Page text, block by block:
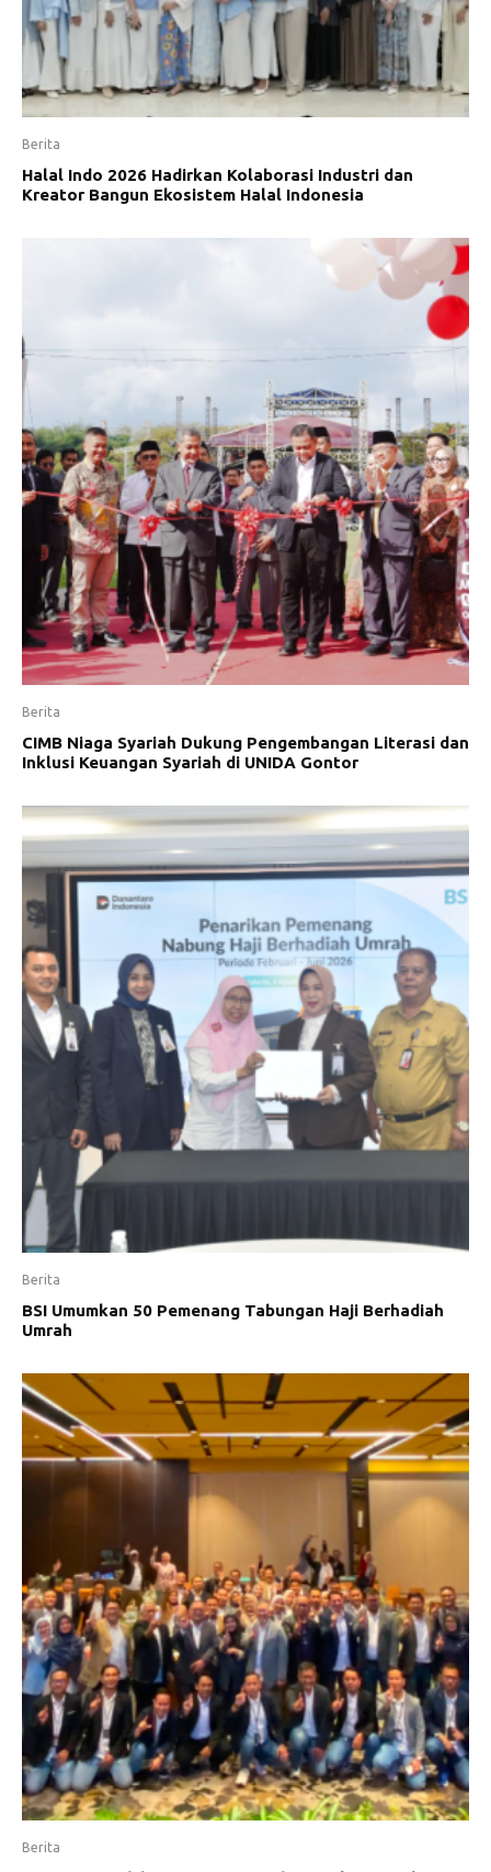
Berita
Halal Indo 2026 Hadirkan Kolaborasi Industri dan
Kreator Bangun Ekosistem Halal Indonesia
Berita
CIMB Niaga Syariah Dukung Pengembangan Literasi dan
Inklusi Keuangan Syariah di UNIDA Gontor
Berita
BSI Umumkan 50 Pemenang Tabungan Haji Berhadiah
Umrah
Berita